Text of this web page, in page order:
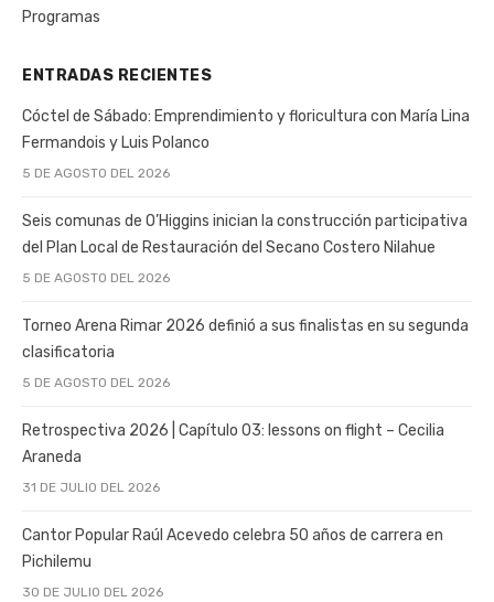
Programas
ENTRADAS RECIENTES
Cóctel de Sábado: Emprendimiento y floricultura con María Lina
Fermandois y Luis Polanco
5 DE AGOSTO DEL 2026
Seis comunas de O’Higgins inician la construcción participativa
del Plan Local de Restauración del Secano Costero Nilahue
5 DE AGOSTO DEL 2026
Torneo Arena Rimar 2026 definió a sus finalistas en su segunda
clasificatoria
5 DE AGOSTO DEL 2026
Retrospectiva 2026 | Capítulo 03: lessons on flight – Cecilia
Araneda
31 DE JULIO DEL 2026
Cantor Popular Raúl Acevedo celebra 50 años de carrera en
Pichilemu
30 DE JULIO DEL 2026